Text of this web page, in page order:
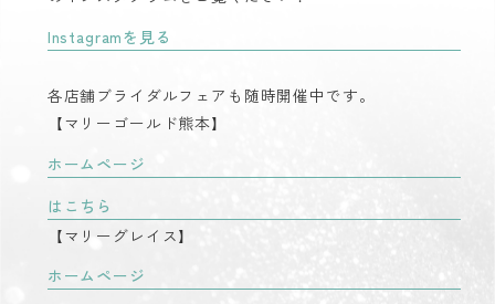
Instagramを見る
各店舗ブライダルフェアも随時開催中です。
【マリーゴールド熊本】
ホームページ
はこちら
【マリーグレイス】
ホームページ